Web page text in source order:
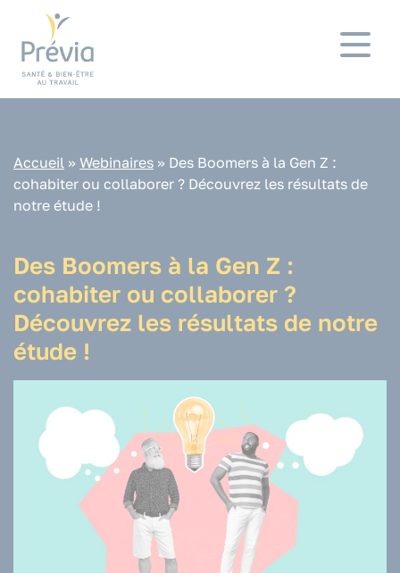
Accueil » Webinaires » Des Boomers à la Gen Z :
cohabiter ou collaborer ? Découvrez les résultats de
notre étude !
Des Boomers à la Gen Z :
cohabiter ou collaborer ?
Découvrez les résultats de notre
étude !
Panneau de gestion des cookies